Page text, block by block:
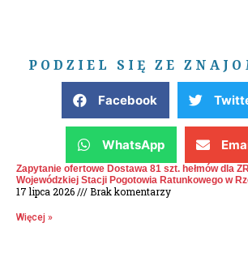
PODZIEL SIĘ ZE
Facebook
WhatsApp
Zapytanie ofertowe Dostawa 81 szt. hełmów dla
Wojewódzkiej Stacji Pogotowia Ratunkowego w
17 lipca 2026 Brak komentarzy
Więcej »